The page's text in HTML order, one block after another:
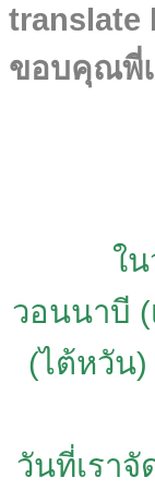
translate
ขอบคุณพี่
ใ
วอนนาบี (
(ไต้หวัน)
วันที่เรา